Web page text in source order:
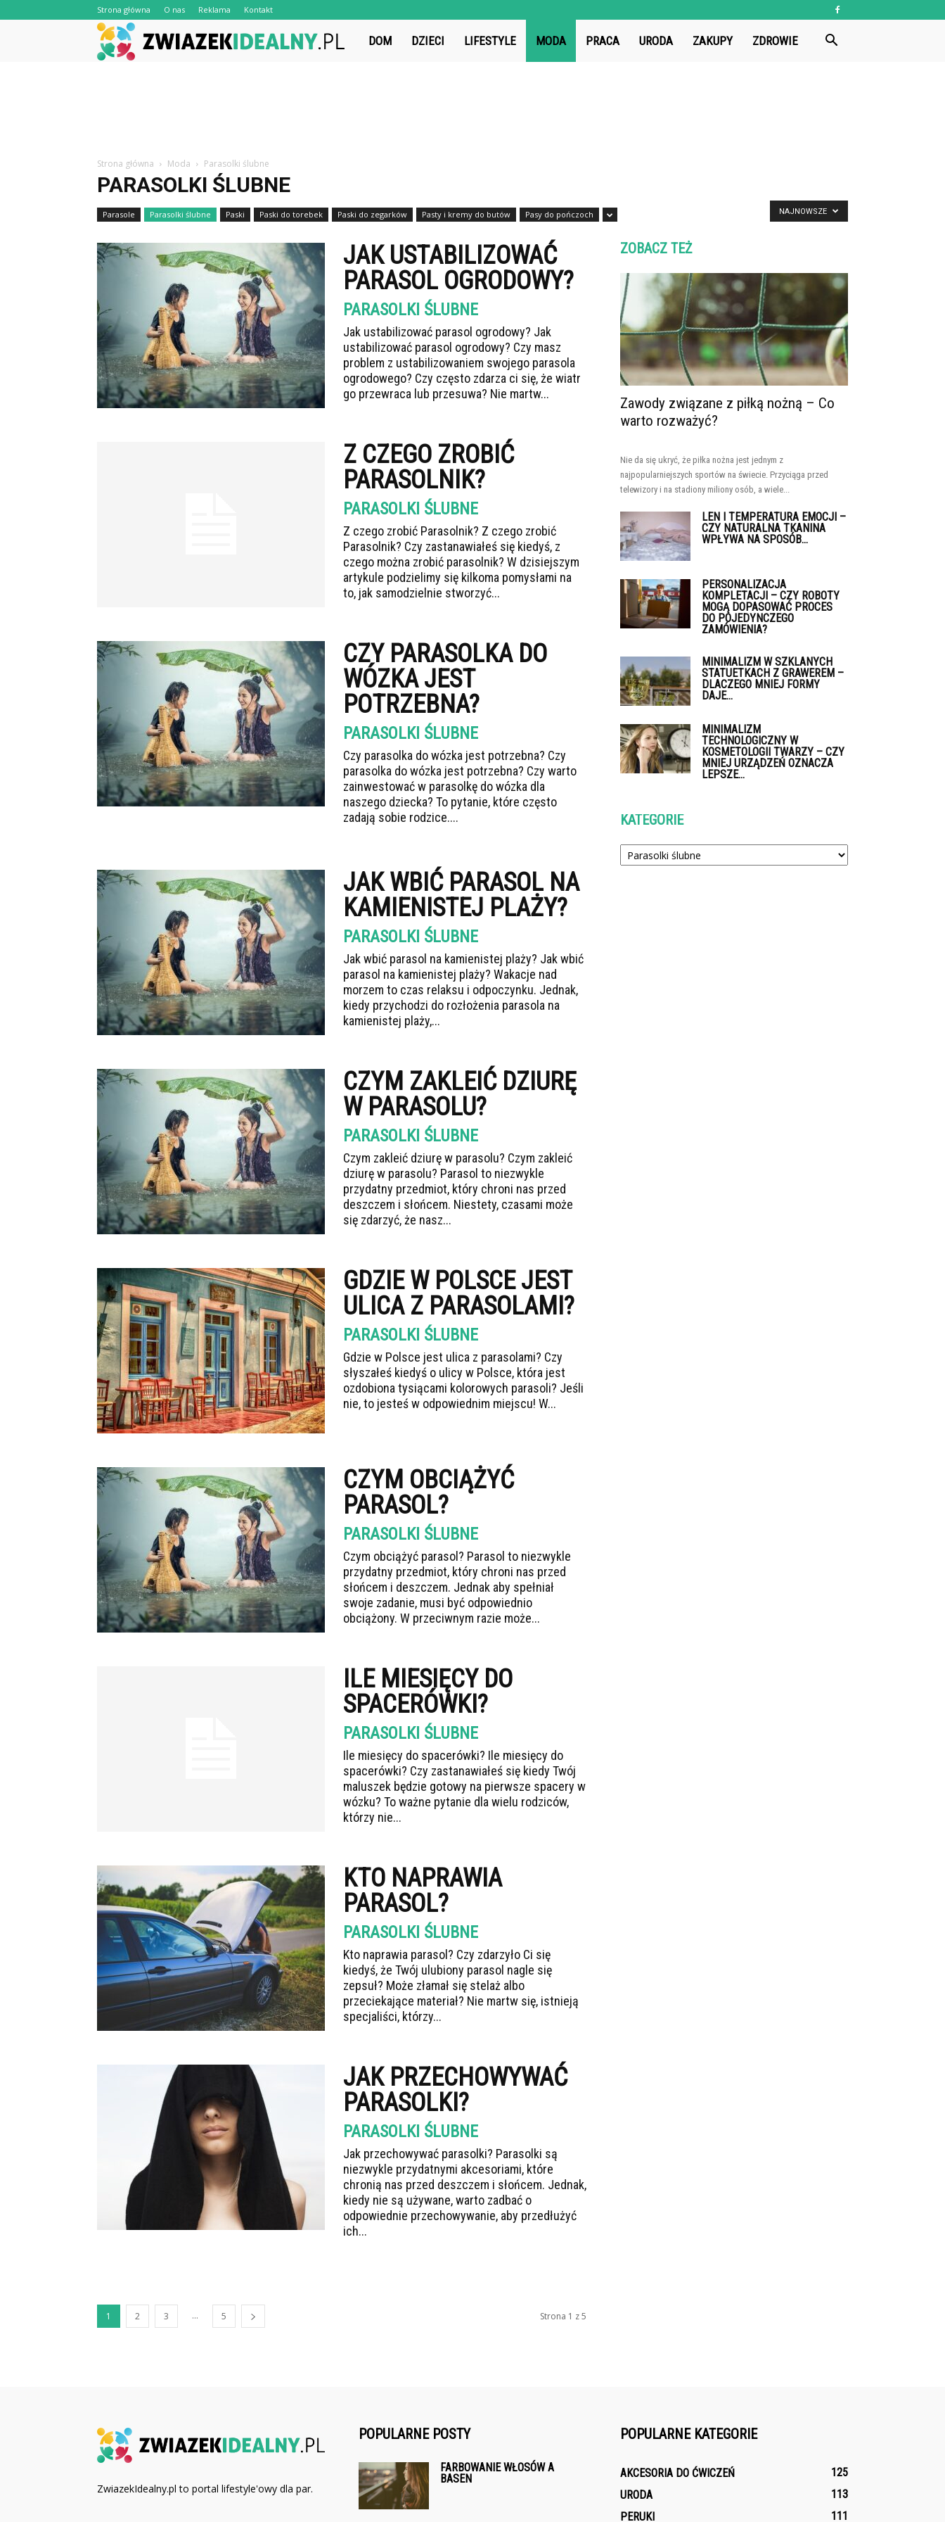
Strona główna O nas Reklama Kontakt
ZwiazekIdealny.pl
DOM DZIECI LIFESTYLE MODA PRACA URODA ZAKUPY ZDROWIE
Strona główna Moda Parasolki ślubne
PARASOLKI ŚLUBNE
Parasole Parasolki ślubne Paski Paski do torebek Paski do zegarków Pasty i kremy do butów Pasy do pończoch NAJNOWSZE
JAK USTABILIZOWAĆ
PARASOL OGRODOWY?
PARASOLKI ŚLUBNE
Jak ustabilizować parasol ogrodowy? Jak
ustabilizować parasol ogrodowy? Czy masz
problem z ustabilizowaniem swojego parasola
ogrodowego? Czy często zdarza ci się, że wiatr
go przewraca lub przesuwa? Nie martw...
Z CZEGO ZROBIĆ
PARASOLNIK?
PARASOLKI ŚLUBNE
Z czego zrobić Parasolnik? Z czego zrobić
Parasolnik? Czy zastanawiałeś się kiedyś, z
czego można zrobić parasolnik? W dzisiejszym
artykule podzielimy się kilkoma pomysłami na
to, jak samodzielnie stworzyć...
CZY PARASOLKA DO
WÓZKA JEST
POTRZEBNA?
PARASOLKI ŚLUBNE
Czy parasolka do wózka jest potrzebna? Czy
parasolka do wózka jest potrzebna? Czy warto
zainwestować w parasolkę do wózka dla
naszego dziecka? To pytanie, które często
zadają sobie rodzice....
JAK WBIĆ PARASOL NA
KAMIENISTEJ PLAŻY?
PARASOLKI ŚLUBNE
Jak wbić parasol na kamienistej plaży? Jak wbić
parasol na kamienistej plaży? Wakacje nad
morzem to czas relaksu i odpoczynku. Jednak,
kiedy przychodzi do rozłożenia parasola na
kamienistej plaży,...
CZYM ZAKLEIĆ DZIURĘ
W PARASOLU?
PARASOLKI ŚLUBNE
Czym zakleić dziurę w parasolu? Czym zakleić
dziurę w parasolu? Parasol to niezwykle
przydatny przedmiot, który chroni nas przed
deszczem i słońcem. Niestety, czasami może
się zdarzyć, że nasz...
GDZIE W POLSCE JEST
ULICA Z PARASOLAMI?
PARASOLKI ŚLUBNE
Gdzie w Polsce jest ulica z parasolami? Czy
słyszałeś kiedyś o ulicy w Polsce, która jest
ozdobiona tysiącami kolorowych parasoli? Jeśli
nie, to jesteś w odpowiednim miejscu! W...
CZYM OBCIĄŻYĆ
PARASOL?
PARASOLKI ŚLUBNE
Czym obciążyć parasol? Parasol to niezwykle
przydatny przedmiot, który chroni nas przed
słońcem i deszczem. Jednak aby spełniał
swoje zadanie, musi być odpowiednio
obciążony. W przeciwnym razie może...
ILE MIESIĘCY DO
SPACERÓWKI?
PARASOLKI ŚLUBNE
Ile miesięcy do spacerówki? Ile miesięcy do
spacerówki? Czy zastanawiałeś się kiedy Twój
maluszek będzie gotowy na pierwsze spacery w
wózku? To ważne pytanie dla wielu rodziców,
którzy nie...
KTO NAPRAWIA
PARASOL?
PARASOLKI ŚLUBNE
Kto naprawia parasol? Czy zdarzyło Ci się
kiedyś, że Twój ulubiony parasol nagle się
zepsuł? Może złamał się stelaż albo
przeciekające materiał? Nie martw się, istnieją
specjaliści, którzy...
JAK PRZECHOWYWAĆ
PARASOLKI?
PARASOLKI ŚLUBNE
Jak przechowywać parasolki? Parasolki są
niezwykle przydatnymi akcesoriami, które
chronią nas przed deszczem i słońcem. Jednak,
kiedy nie są używane, warto zadbać o
odpowiednie przechowywanie, aby przedłużyć
ich...
1 2 3 ... 5 Strona 1 z 5
ZOBACZ TEŻ
Zawody związane z piłką nożną – Co
warto rozważyć?
Nie da się ukryć, że piłka nożna jest jednym z
najpopularniejszych sportów na świecie. Przyciąga przed
telewizory i na stadiony miliony osób, a wiele...
LEN I TEMPERATURA EMOCJI –
CZY NATURALNA TKANINA
WPŁYWA NA SPOSÓB...
PERSONALIZACJA
KOMPLETACJI – CZY ROBOTY
MOGĄ DOPASOWAĆ PROCES
DO POJEDYNCZEGO
ZAMÓWIENIA?
MINIMALIZM W SZKLANYCH
STATUETKACH Z GRAWEREM –
DLACZEGO MNIEJ FORMY
DAJE...
MINIMALIZM
TECHNOLOGICZNY W
KOSMETOLOGII TWARZY – CZY
MNIEJ URZĄDZEŃ OZNACZA
LEPSZE...
KATEGORIE
Kategorie
ZwiazekIdealny.pl to portal lifestyle'owy dla par.
POPULARNE POSTY
FARBOWANIE WŁOSÓW A
BASEN
POPULARNE KATEGORIE
AKCESORIA DO ĆWICZEŃ
125
URODA
113
PERUKI
111